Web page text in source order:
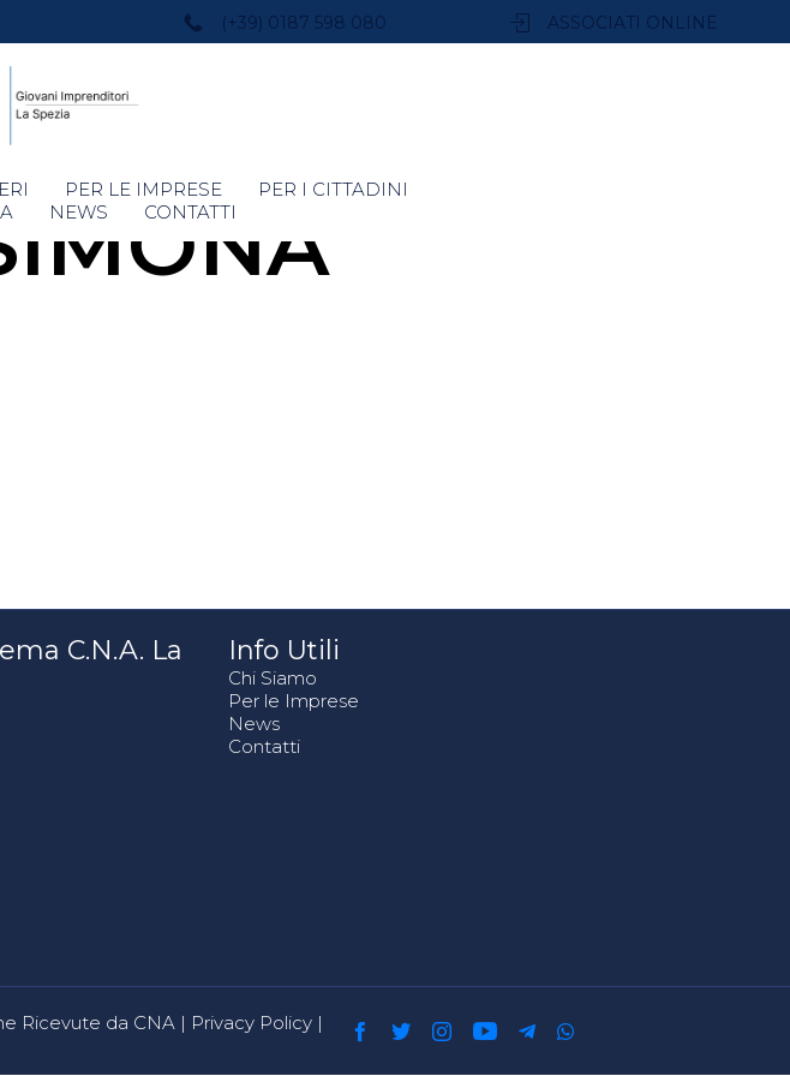
(+39) 0187 598 080 ASSOCIATI ONLINE
PER LE IMPRESE
PER I CITTADINI
NEWS CONTATTI
C.N.A. La
Info Utili
Chi Siamo
Per le Imprese
News
Contatti
Ricevute da CNA | Privacy Policy |